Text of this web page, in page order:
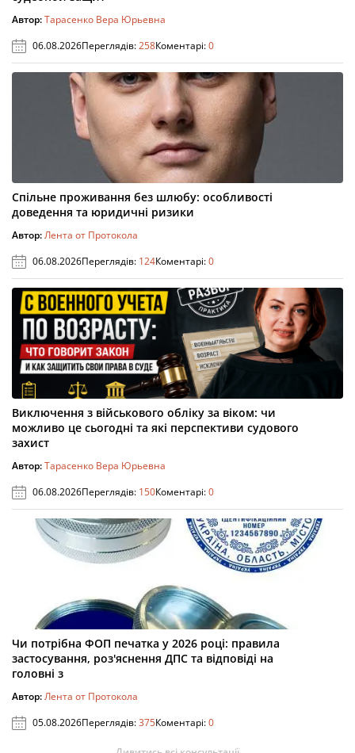
Автор:Тарасенко Вера Юрьевна
06.08.2026Переглядів:258Коментарі:0
Спільне проживання без шлюбу: особливості
доведення та юридичні ризики
Автор:Лента от Протокола
06.08.2026Переглядів: 124Коментарі:0
Виключення з військового обліку за віком: чи
можливо це сьогодні та які перспективи судового
захист
Автор:Тарасенко Вера Юрьевна
06.08.2026Переглядів: 150Коментарі:0
Чи потрібна ФОП печатка у 2026 році: правила
застосування, роз'яснення ДПС та відповіді на
головні з
Автор:Лента от Протокола
05.08.2026Переглядів:375Коментарі:0